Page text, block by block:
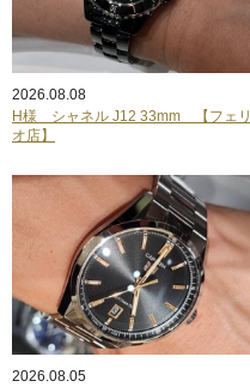
2026.08.08
H様 シャネル J12 33mm 【フェリ
オ店】
2026.08.05